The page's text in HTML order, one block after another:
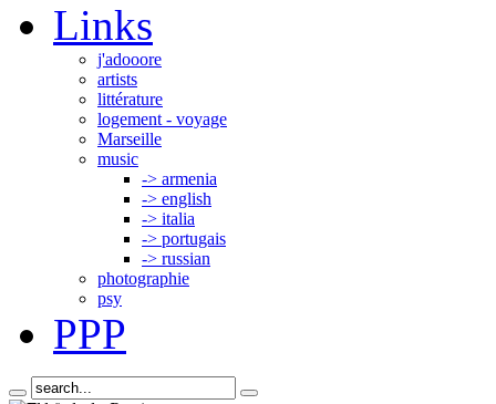
Links
j'adooore
artists
littérature
logement - voyage
Marseille
music
-> armenia
-> english
-> italia
-> portugais
-> russian
photographie
psy
PPP